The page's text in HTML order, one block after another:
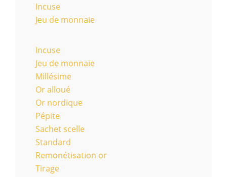
Incuse
Jeu de monnaie
Incuse
Jeu de monnaie
Millésime
Or alloué
Or nordique
Pépite
Sachet scelle
Standard
Remonétisation or
Tirage